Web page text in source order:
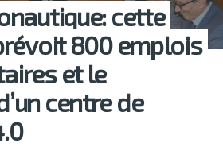
cette
800 emplois
et le
centre de